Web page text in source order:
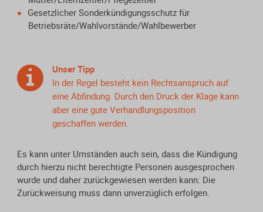
Gesetzlicher Sonderkündigungsschutz für
Betriebsräte/Wahlvorstände/Wahlbewerber
Unser Tipp
In der Regel besteht kein Rechtsanspruch auf
eine Abfindung. Durch den Druck der Klage kann
aber eine gute Verhandlungsposition
geschaffen werden.
Es kann unter Umständen auch sein, dass die Kündigung
durch hierzu nicht berechtigte Personen ausgesprochen
wurde und daher zurückgewiesen werden kann: Die
Zurückweisung muss dann unverzüglich erfolgen.